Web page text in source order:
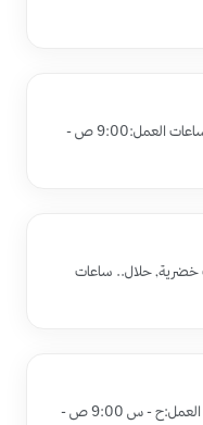
لأطعمة البحرية, المتوسطية, تركية, حلال. ساعات العمل:9:00 ص -
خضرية, حلال.. ساعات
الأطعمة البحرية, المتوسطية, تركية ساعات العمل:ح - س 9:00 ص -